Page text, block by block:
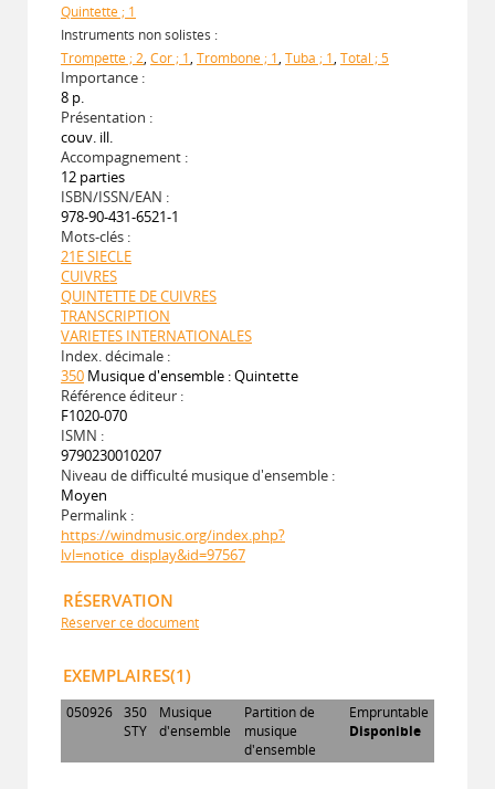
Quintette ; 1
Instruments non solistes :
Trompette ; 2, Cor ; 1, Trombone ; 1, Tuba ; 1, Total ; 5
Importance :
8 p.
Présentation :
couv. ill.
Accompagnement :
12 parties
ISBN/ISSN/EAN :
978-90-431-6521-1
Mots-clés :
21E SIECLE
CUIVRES
QUINTETTE DE CUIVRES
TRANSCRIPTION
VARIETES INTERNATIONALES
Index. décimale :
350 Musique d'ensemble : Quintette
Référence éditeur :
F1020-070
ISMN :
9790230010207
Niveau de difficulté musique d'ensemble :
Moyen
Permalink :
https://windmusic.org/index.php?
lvl=notice_display&id=97567
RÉSERVATION
Réserver ce document
EXEMPLAIRES(1)
050926 350
STY
Musique
d'ensemble
Partition de
musique
d'ensemble
Empruntable
Disponible